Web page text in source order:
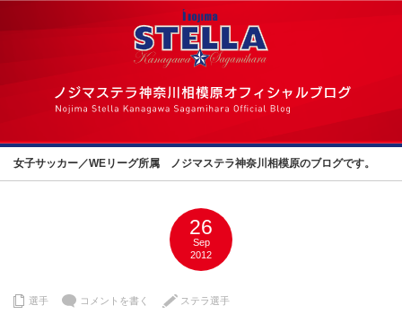
女子サッカー／WEリーグ所属 ノジマステラ神奈川相模原のブログです。
26
Sep
2012
選手 コメントを書く ステラ選手